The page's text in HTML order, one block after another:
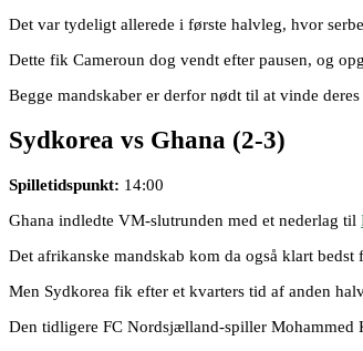
Det var tydeligt allerede i første halvleg, hvor
Dette fik Cameroun dog vendt efter pausen, og
Begge mandskaber er derfor nødt til at vinde
Sydkorea vs Ghana (2-3)
Spilletidspunkt: 14:00
Ghana indledte VM-slutrunden med et nederlag til
Det afrikanske mandskab kom da også klart
Men Sydkorea fik efter et kvarters tid af anden
Den tidligere FC Nordsjælland-spiller Mohammed